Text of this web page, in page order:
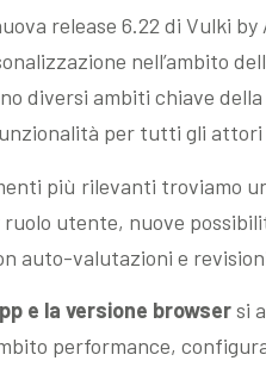
release 6.22 di Vulki
nell’ambito
diversi ambiti chiave
per tutti gli attori
più rilevanti troviamo
utente, nuove
auto-valutazioni e
e la versione browsersi
performance,